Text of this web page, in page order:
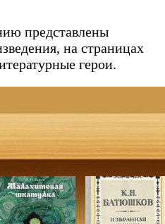
представлены
на страницах
герои.